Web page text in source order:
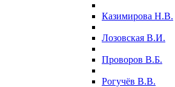
Казимирова Н.В.
Лозовская В.И.
Проворов В.Б.
Рогучёв В.В.